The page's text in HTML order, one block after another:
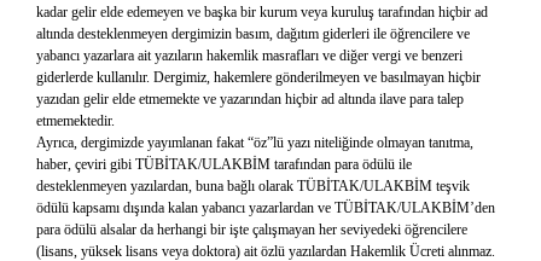
kadar gelir elde edemeyen ve başka bir kurum veya kuruluş tarafından hiçbir ad
altında desteklenmeyen dergimizin basım, dağıtım giderleri ile öğrencilere ve
yabancı yazarlara ait yazıların hakemlik masrafları ve diğer vergi ve benzeri
giderlerde kullanılır. Dergimiz, hakemlere gönderilmeyen ve basılmayan hiçbir
yazıdan gelir elde etmemekte ve yazarından hiçbir ad altında ilave para talep
etmemektedir.
Ayrıca, dergimizde yayımlanan fakat “öz”lü yazı niteliğinde olmayan tanıtma,
haber, çeviri gibi TÜBİTAK/ULAKBİM tarafından para ödülü ile
desteklenmeyen yazılardan, buna bağlı olarak TÜBİTAK/ULAKBİM teşvik
ödülü kapsamı dışında kalan yabancı yazarlardan ve TÜBİTAK/ULAKBİM’den
para ödülü alsalar da herhangi bir işte çalışmayan her seviyedeki öğrencilere
(lisans, yüksek lisans veya doktora) ait özlü yazılardan Hakemlik Ücreti alınmaz.